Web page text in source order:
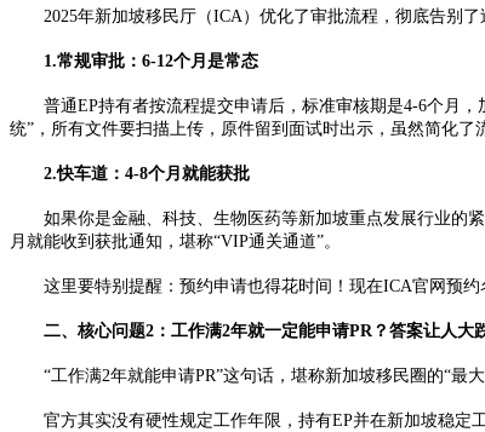
2025年新加坡移民厅（ICA）优化了审批流程，彻底告别了
1.常规审批：6-12个月是常态
普通EP持有者按流程提交申请后，标准审核期是4-6个月，
统”，所有文件要扫描上传，原件留到面试时出示，虽然简化了
2.快车道：4-8个月就能获批
如果你是金融、科技、生物医药等新加坡重点发展行业的紧
月就能收到获批通知，堪称“VIP通关通道”。
这里要特别提醒：预约申请也得花时间！现在ICA官网预约
二、核心问题2：工作满2年就一定能申请PR？答案让人大
“工作满2年就能申请PR”这句话，堪称新加坡移民圈的“最大
官方其实没有硬性规定工作年限，持有EP并在新加坡稳定